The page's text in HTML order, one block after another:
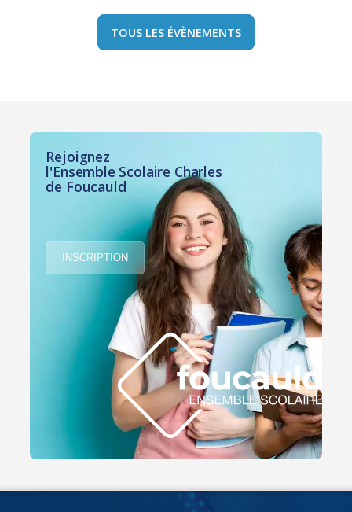
TOUS LES ÉVÈNEMENTS
Rejoignez
l'Ensemble Scolaire Charles
de Foucauld
INSCRIPTION